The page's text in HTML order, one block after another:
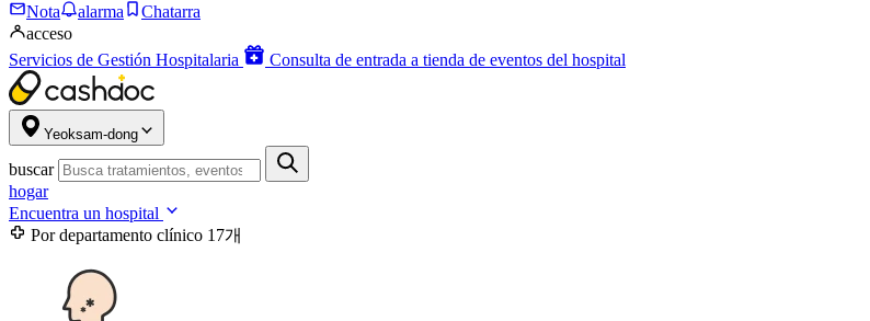
Nota alarma
Chatarra
acceso
Servicios de Gestión Hospitalaria
Consulta de entrada a tienda de eventos del hospital
Yeoksam-dong
buscar
hogar
Encuentra un hospital
Por departamento clínico 17개